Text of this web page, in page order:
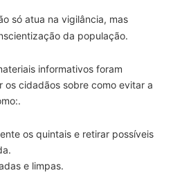
só atua na vigilância, mas
da população.
informativos foram
os cidadãos sobre como evitar a
os quintais e retirar possíveis
e limpas.